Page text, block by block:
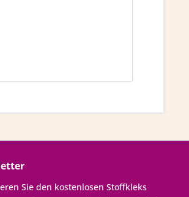
Sie den kostenlosen Stoffkleks